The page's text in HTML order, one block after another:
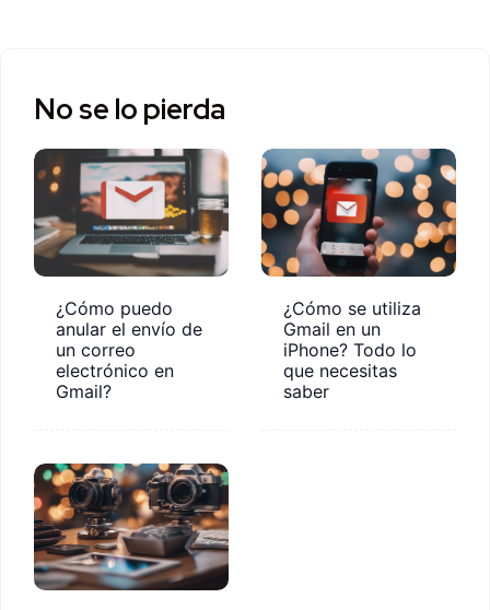
No se lo pierda
¿Cómo puedo
anular el envío de
un correo
electrónico en
Gmail?
¿Cómo se utiliza
Gmail en un
iPhone? Todo lo
que necesitas
saber